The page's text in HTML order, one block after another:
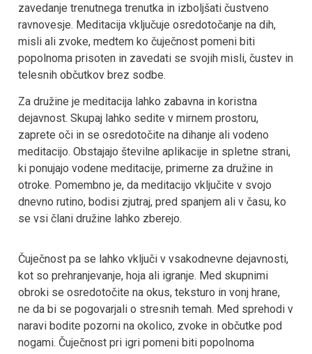
zavedanje trenutnega trenutka in izboljšati čustveno
ravnovesje. Meditacija vključuje osredotočanje na dih,
misli ali zvoke, medtem ko čuječnost pomeni biti
popolnoma prisoten in zavedati se svojih misli, čustev in
telesnih občutkov brez sodbe.
Za družine je meditacija lahko zabavna in koristna
dejavnost. Skupaj lahko sedite v mirnem prostoru,
zaprete oči in se osredotočite na dihanje ali vodeno
meditacijo. Obstajajo številne aplikacije in spletne strani,
ki ponujajo vodene meditacije, primerne za družine in
otroke. Pomembno je, da meditacijo vključite v svojo
dnevno rutino, bodisi zjutraj, pred spanjem ali v času, ko
se vsi člani družine lahko zberejo.
Čuječnost pa se lahko vključi v vsakodnevne dejavnosti,
kot so prehranjevanje, hoja ali igranje. Med skupnimi
obroki se osredotočite na okus, teksturo in vonj hrane,
ne da bi se pogovarjali o stresnih temah. Med sprehodi v
naravi bodite pozorni na okolico, zvoke in občutke pod
nogami. Čuječnost pri igri pomeni biti popolnoma